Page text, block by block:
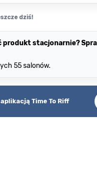
dziś!
produkt stacjonarnie?
55 salonów.
Time To Riff